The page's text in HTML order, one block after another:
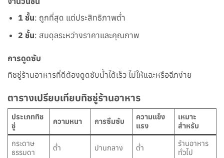
1 ชั้น: ถูกที่สุด แต่ประสิทธิภาพต่ำ
2 ชั้น: สมดุลระหว่างราคาและคุณภาพ
การดูดซับ
ทิชชู่ร้านอาหารที่ดีต้องดูดซับน้ำได้เร็ว ไม่ให้แฉะหรือฉีกง่าย
ตารางเปรียบเทียบทิชชู่ร้านอาหาร
ประเภททิช
ชู่
ความหนา การซึมซับ
ความแข็ง
แรง
เหมาะ
สำหรับ
กระดาษ
ธรรมดา
ต่ำ ปานกลาง ต่ำ
ร้านอาหาร
ทั่วไป